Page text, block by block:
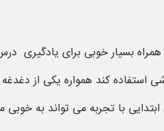
بسیار خوبی برای یادگیری
استفاده کند همواره یکی از
با تجربه می تواند به خوبی